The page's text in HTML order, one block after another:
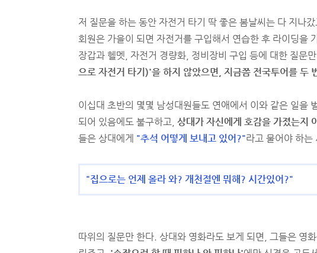
저 질문을 하는 동안 자전거 타기 딱 좋은 봄날씨는 다 지나
회원은 가을이 되면 자전거를 구입해서 연습한 후 라이딩을
장갑과 헬멧, 자전거 경량화, 정비장비 구입 등에 대한 질문
으로 자전거 타기)'을 하지 않았으면, 지금쯤 전국투어를 두
이십대 초반의 몇몇 남성대원들도 연애에서 이와 같은 일을
되어 있음에도 불구하고, 상대가 자신에게 호감을 가졌는지
들은 상대에게 "추석 어떻게 보내고 있어?"라고 물어야 하는
"집으로는 언제 올라 와? 개천절엔 뭐해? 시간있어?"
따위의 질문만 한다. 상대와 영화라도 보게 되면, 그들은 영